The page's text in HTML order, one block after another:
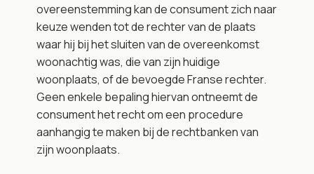
overeenstemming kan de consument zich naar
keuze wenden tot de rechter van de plaats
waar hij bij het sluiten van de overeenkomst
woonachtig was, die van zijn huidige
woonplaats, of de bevoegde Franse rechter.
Geen enkele bepaling hiervan ontneemt de
consument het recht om een procedure
aanhangig te maken bij de rechtbanken van
zijn woonplaats.